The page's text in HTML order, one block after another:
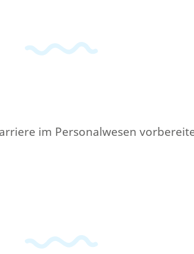
im Personalwesen